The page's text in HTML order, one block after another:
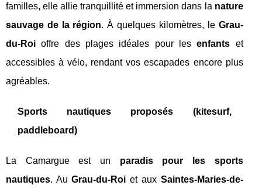
familles, elle allie tranquillité et immersion dans la nature
sauvage de la région. À quelques kilomètres, le Grau-
du-Roi offre des plages idéales pour lesenfants et
accessibles à vélo, rendant vos escapades encore plus
agréables.
Sports nautiques proposés (kitesurf,
paddleboard)
La Camargue est un paradis pour les sports
nautiques. AuGrau-du-Roi et aux Saintes-Maries-de-